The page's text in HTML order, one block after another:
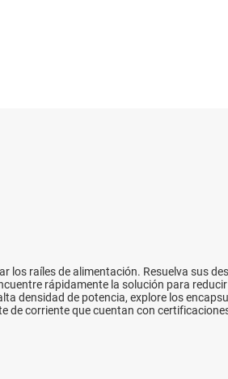
raíles de alimentación. Resuelva sus
rápidamente la solución para
densidad de potencia, explore los
corriente que cuentan con